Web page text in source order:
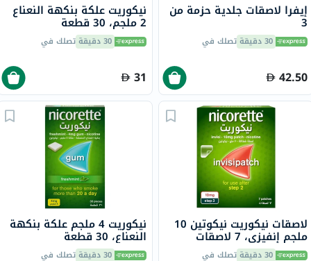
إيفرا لاصقات جلدية حزمة من
3
30 دقيقة تصلك في
42.50
نيكوريت علكة بنكهة النعناع
2 ملجم، 30 قطعة
30 دقيقة تصلك في
31
لاصقات نيكوريت نيكوتين 10
ملجم إنفيزي، 7 لاصقات
30 دقيقة تصلك في
نيكوريت 4 ملجم علكة بنكهة
النعناع، ​​30 قطعة
30 دقيقة تصلك في